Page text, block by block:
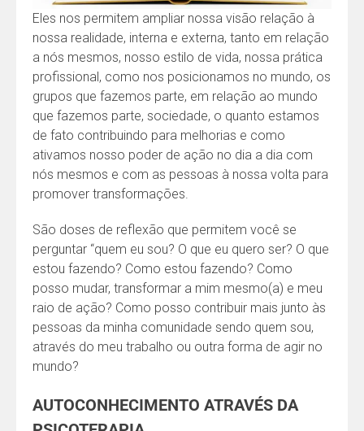
Eles nos permitem ampliar nossa visão relação à
nossa realidade, interna e externa, tanto em relação
a nós mesmos, nosso estilo de vida, nossa prática
profissional, como nos posicionamos no mundo, os
grupos que fazemos parte, em relação ao mundo
que fazemos parte, sociedade, o quanto estamos
de fato contribuindo para melhorias e como
ativamos nosso poder de ação no dia a dia com
nós mesmos e com as pessoas à nossa volta para
promover transformações.
São doses de reflexão que permitem você se
perguntar “quem eu sou? O que eu quero ser? O que
estou fazendo? Como estou fazendo? Como
posso mudar, transformar a mim mesmo(a) e meu
raio de ação? Como posso contribuir mais junto às
pessoas da minha comunidade sendo quem sou,
através do meu trabalho ou outra forma de agir no
mundo?
AUTOCONHECIMENTO ATRAVÉS DA